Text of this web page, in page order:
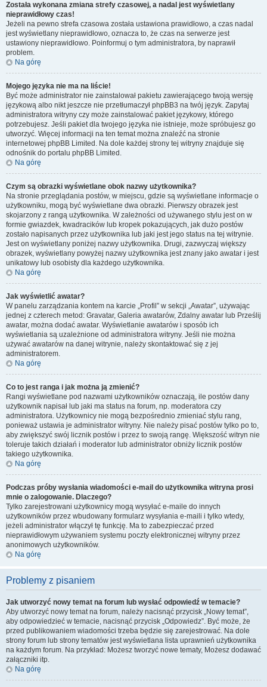
Została wykonana zmiana strefy czasowej, a nadal jest wyświetlany
nieprawidłowy czas!
Jeżeli na pewno strefa czasowa została ustawiona prawidłowo, a czas nadal
jest wyświetlany nieprawidłowo, oznacza to, że czas na serwerze jest
ustawiony nieprawidłowo. Poinformuj o tym administratora, by naprawił
problem.
Na górę
Mojego języka nie ma na liście!
Być może administrator nie zainstalował pakietu zawierającego twoją wersję
językową albo nikt jeszcze nie przetłumaczył phpBB3 na twój język. Zapytaj
administratora witryny czy może zainstalować pakiet językowy, którego
potrzebujesz. Jeśli pakiet dla twojego języka nie istnieje, może spróbujesz go
utworzyć. Więcej informacji na ten temat można znaleźć na stronie
internetowej phpBB Limited. Na dole każdej strony tej witryny znajduje się
odnośnik do portalu phpBB Limited.
Na górę
Czym są obrazki wyświetlane obok nazwy użytkownika?
Na stronie przeglądania postów, w miejscu, gdzie są wyświetlane informacje o
użytkowniku, mogą być wyświetlane dwa obrazki. Pierwszy obrazek jest
skojarzony z rangą użytkownika. W zależności od używanego stylu jest on w
formie gwiazdek, kwadracików lub kropek pokazujących, jak dużo postów
zostało napisanych przez użytkownika lub jaki jest jego status na tej witrynie.
Jest on wyświetlany poniżej nazwy użytkownika. Drugi, zazwyczaj większy
obrazek, wyświetlany powyżej nazwy użytkownika jest znany jako awatar i jest
unikatowy lub osobisty dla każdego użytkownika.
Na górę
Jak wyświetlić awatar?
W panelu zarządzania kontem na karcie „Profil” w sekcji „Awatar”, używając
jednej z czterech metod: Gravatar, Galeria awatarów, Zdalny awatar lub Prześlij
awatar, można dodać awatar. Wyświetlanie awatarów i sposób ich
wyświetlania są uzależnione od administratora witryny. Jeśli nie można
używać awatarów na danej witrynie, należy skontaktować się z jej
administratorem.
Na górę
Co to jest ranga i jak można ją zmienić?
Rangi wyświetlane pod nazwami użytkowników oznaczają, ile postów dany
użytkownik napisał lub jaki ma status na forum, np. moderatora czy
administratora. Użytkownicy nie mogą bezpośrednio zmieniać stylu rang,
ponieważ ustawia je administrator witryny. Nie należy pisać postów tylko po to,
aby zwiększyć swój licznik postów i przez to swoją rangę. Większość witryn nie
toleruje takich działań i moderator lub administrator obniży licznik postów
takiego użytkownika.
Na górę
Podczas próby wysłania wiadomości e-mail do użytkownika witryna prosi
mnie o zalogowanie. Dlaczego?
Tylko zarejestrowani użytkownicy mogą wysyłać e-maile do innych
użytkowników przez wbudowany formularz wysyłania e-maili i tylko wtedy,
jeżeli administrator włączył tę funkcję. Ma to zabezpieczać przed
nieprawidłowym używaniem systemu poczty elektronicznej witryny przez
anonimowych użytkowników.
Na górę
Problemy z pisaniem
Jak utworzyć nowy temat na forum lub wysłać odpowiedź w temacie?
Aby utworzyć nowy temat na forum, należy nacisnąć przycisk „Nowy temat”,
aby odpowiedzieć w temacie, nacisnąć przycisk „Odpowiedz”. Być może, że
przed publikowaniem wiadomości trzeba będzie się zarejestrować. Na dole
strony forum lub strony tematów jest wyświetlana lista uprawnień użytkownika
na każdym forum. Na przykład: Możesz tworzyć nowe tematy, Możesz dodawać
załączniki itp.
Na górę